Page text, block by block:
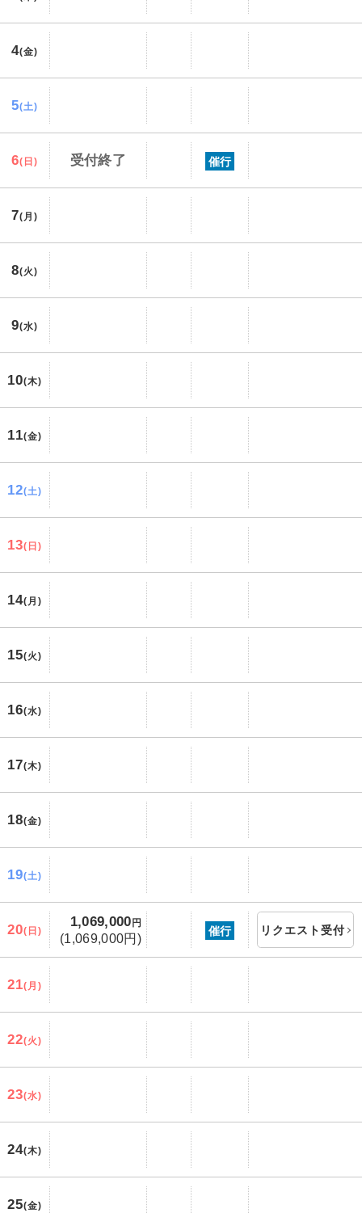
4(金)
5(土)
6(日) 受付終了 催行
7(月)
8(火)
9(水)
10(木)
11(金)
12(土)
13(日)
14(月)
15(火)
16(水)
17(木)
18(金)
19(土)
20(日)
1,069,000円
(1,069,000円)
催行 リクエスト受付
21(月)
22(火)
23(水)
24(木)
25(金)